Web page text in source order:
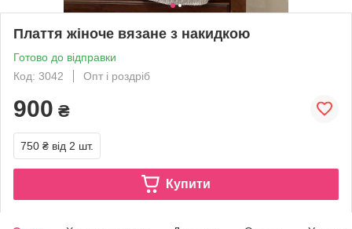
Плаття жіноче вязане з накидкою
Готово до відправки
Код: 3042
Опт і роздріб
900 ₴
750 ₴ від 2 шт.
Купити